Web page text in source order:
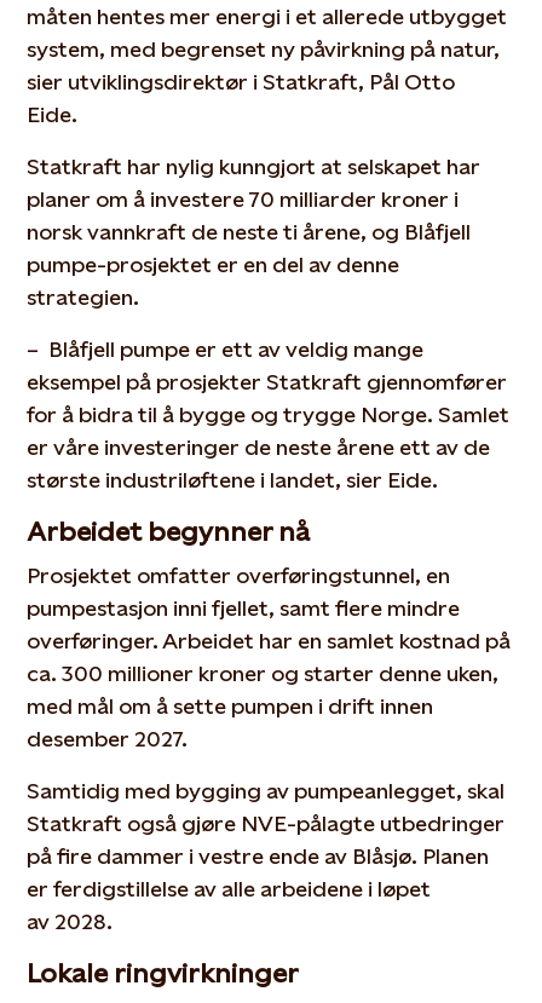
måten hentes mer energi i et allerede utbygget
system, med begrenset ny påvirkning på natur,
sier utviklingsdirektør i Statkraft, Pål Otto
Eide.
Statkraft har nylig kunngjort at selskapet har
planer om å investere 70 milliarder kroner i
norsk vannkraft de neste ti årene, og Blåfjell
pumpe-prosjektet er en del av denne
strategien.
– Blåfjell pumpe er ett av veldig mange
eksempel på prosjekter Statkraft gjennomfører
for å bidra til å bygge og trygge Norge. Samlet
er våre investeringer de neste årene ett av de
største industriløftene i landet, sier Eide.
Arbeidet begynner nå
Prosjektet omfatter overføringstunnel, en
pumpestasjon inni fjellet, samt flere mindre
overføringer. Arbeidet har en samlet kostnad på
ca. 300 millioner kroner og starter denne uken,
med mål om å sette pumpen i drift innen
desember 2027.
Samtidig med bygging av pumpeanlegget, skal
Statkraft også gjøre NVE-pålagte utbedringer
på fire dammer i vestre ende av Blåsjø. Planen
er ferdigstillelse av alle arbeidene i løpet
av 2028.
Lokale ringvirkninger